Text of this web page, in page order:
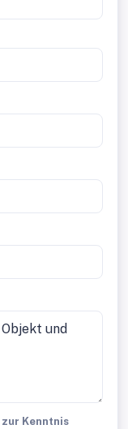
zur Kenntnis